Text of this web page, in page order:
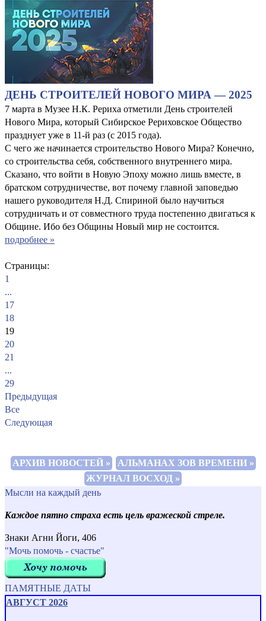
ДЕНЬ СТРОИТЕЛЕЙ НОВОГО МИРА — 2025
7 марта в Музее Н.К. Рериха отметили День строителей
Нового Мира, который Сибирское Рериховское Общество
празднует уже в 11-й раз (с 2015 года).
С чего же начинается строительство Нового Мира? Конечно,
со строительства себя, собственного внутреннего мира.
Сказано, что войти в Новую Эпоху можно лишь вместе, в
братском сотрудничестве, вот почему главной заповедью
нашего руководителя Н.Д. Спириной было научиться
сотрудничать и от совместного труда постепенно двигаться к
Общине. Ибо без Общины Новый мир не состоится.
подробнее »
Страницы:
1
...
17
18
19
20
21
...
29
Предыдущая
Все
Следующая
АРХИВ НОВОСТЕЙ »
АЛЬМАНАХ ЗОВ ВРЕМЕНИ »
ЖУРНАЛ ВОСХОД »
Мысли на каждый день
Каждое пятно страха есть цель вражеской стреле.
Знаки Агни Йоги, 406
"Мочь помочь - счастье"
ПАМЯТНЫЕ ДАТЫ
АВГУСТ 2026